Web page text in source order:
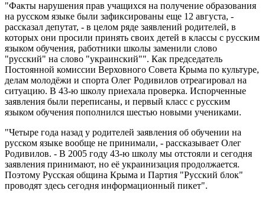
"Факты нарушения прав учащихся на получение образования
на русском языке были зафиксированы еще 12 августа, -
рассказал депутат, - в целом ряде заявлений родителей, в
которых они просили принять своих детей в классы с русским
языком обучения, работники школы заменили слово
"русский" на слово "украинский"". Как председатель
Постоянной комиссии Верховного Совета Крыма по культуре,
делам молодёжи и спорта Олег Родивилов отреагировал на
ситуацию. В 43-ю школу приехала проверка. Испорченные
заявления были переписаны, и первый класс с русским
языком обучения пополнился шестью новыми учениками.
"Четыре года назад у родителей заявления об обучении на
русском языке вообще не принимали, - рассказывает Олег
Родивилов. - В 2005 году 43-ю школу мы отстояли и сегодня
заявления принимают, но её украинизация продолжается.
Поэтому Русская община Крыма и Партия "Русский блок"
проводят здесь сегодня информационный пикет".